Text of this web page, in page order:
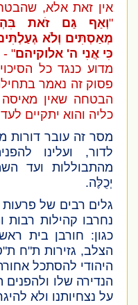
אין זאת אלא,
וְאַף גַּם זֹאת
מְאַסְתִּים וְלֹא
כִּי אֲנִי ה' אלוקיהם" -
מדוע כנגד כל
פסוק זה נאמר בתחילת
הבטחה שאין מאיסה
כליה והוא יתקיים לעד.
מסר זה עובר דורות
לדור, ועלינו
מהתבוללות ועד
יְכֻלֶּה.
גלים רבים של פרעות
נחרבו קהילות רבות
כגון: חורבן בית
הצלב, גזירות ת"ח
היהודי להסתכל אחורה
הנדירה שלו
על נצחיותנו ולא